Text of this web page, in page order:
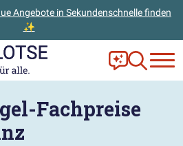
Angebote in Sekundenschnelle finden
✨
springen
Frag Ella!
Zur
Fachpreise